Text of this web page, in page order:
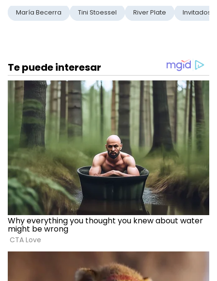
María Becerra Tini Stoessel River Plate Invitados